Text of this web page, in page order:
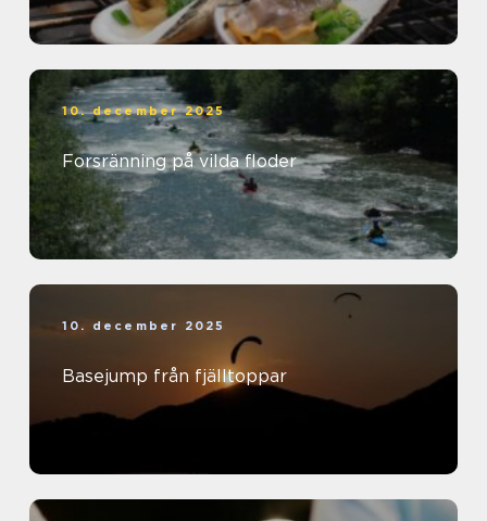
10. december 2025
Forsränning på vilda floder
10. december 2025
Basejump från fjälltoppar